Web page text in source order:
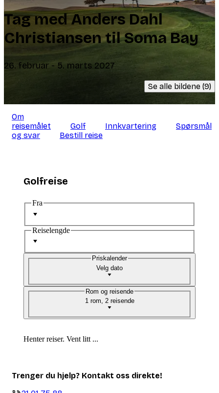
Tag med Anders Dahl
Christiansen til Soma Bay
26. februar - 5. marts 2027
Se alle bildene (9)
Om
reisemålet
Golf Innkvartering
Spørsmål
og svar
Bestill reise
Golfreise
Fra
Reiselengde
Velg dato
Priskalender
1 rom, 2 reisende
Rom og reisende
Henter reiser. Vent litt ...
Trenger du hjelp? Kontakt oss direkte!